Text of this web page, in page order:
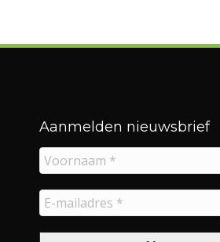
Aanmelden nieuwsbrief